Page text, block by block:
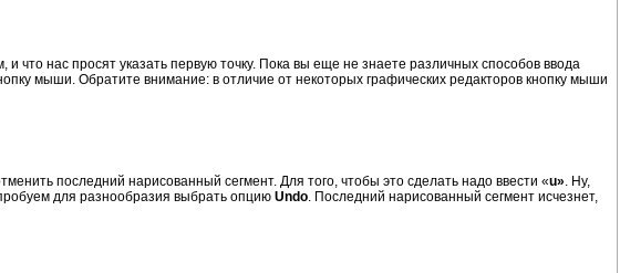
нас просят указать первую точку. Пока вы еще не знаете различных способов ввода
мыши. Обратите внимание: в отличие от некоторых графических редакторов кнопку мыши
последний нарисованный сегмент. Для того, чтобы это сделать надо ввести «u» . Ну,
для разнообразия выбрать опцию Undo . Последний нарисованный сегмент исчезнет,